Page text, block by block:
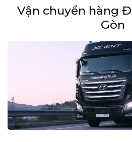
Vận chuyển hàng
Gòn